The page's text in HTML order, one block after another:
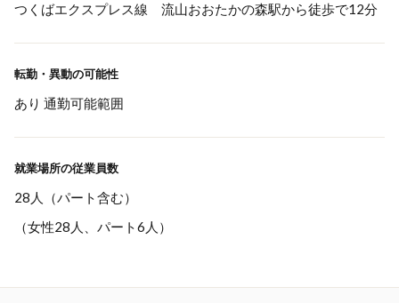
つくばエクスプレス線 流山おおたかの森駅から徒歩で12分
転勤・異動の可能性
あり 通勤可能範囲
就業場所の従業員数
28人（パート含む）
（女性28人、パート6人）